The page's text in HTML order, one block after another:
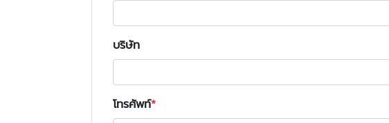
บริษัท
โทรศัพท์